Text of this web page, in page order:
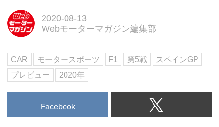
2020-08-13
Webモーターマガジン編集部
CAR モータースポーツ F1 第5戦
スペインGP
プレビュー
2020年
Facebook